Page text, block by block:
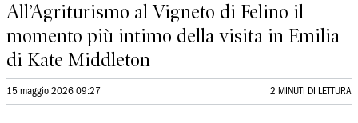
All’Agriturismo al Vigneto di Felino il
momento più intimo della visita in Emilia
di Kate Middleton
15 maggio 2026 09:27 2 MINUTI DI LETTURA